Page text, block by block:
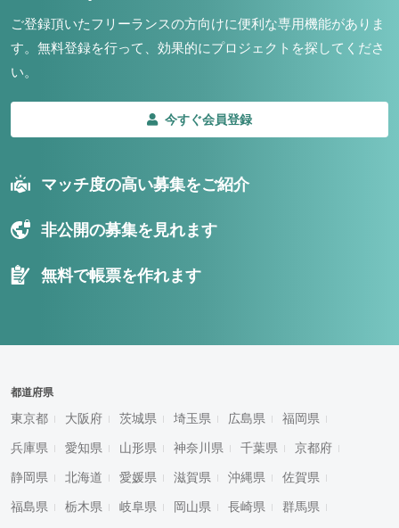
ご登録頂いたフリーランスの方向けに便利な専用機能がありま
す。 無料登録を行って、効果的にプロジェクトを探してくださ
い。
今すぐ会員登録
マッチ度の高い募集をご紹介
非公開の募集を見れます
無料で帳票を作れます
都道府県
東京都 大阪府 茨城県 埼玉県 広島県 福岡県
兵庫県 愛知県 山形県 神奈川県 千葉県 京都府
静岡県 北海道 愛媛県 滋賀県 沖縄県 佐賀県
福島県 栃木県 岐阜県 岡山県 長崎県 群馬県